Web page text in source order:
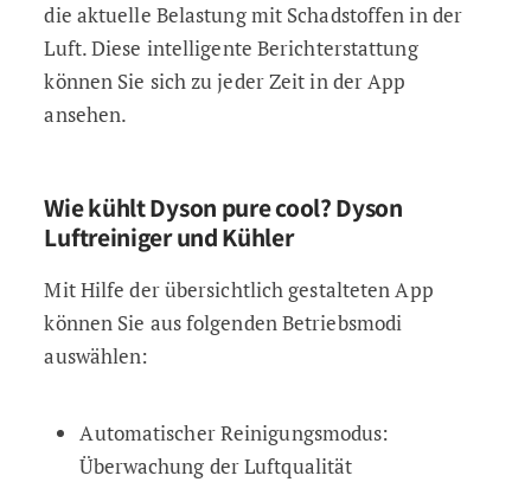
die aktuelle Belastung mit Schadstoffen in der
Luft. Diese intelligente Berichterstattung
können Sie sich zu jeder Zeit in der App
ansehen.
Wie kühlt Dyson pure cool? Dyson
Luftreiniger und Kühler
Mit Hilfe der übersichtlich gestalteten App
können Sie aus folgenden Betriebsmodi
auswählen:
Automatischer Reinigungsmodus:
Überwachung der Luftqualität